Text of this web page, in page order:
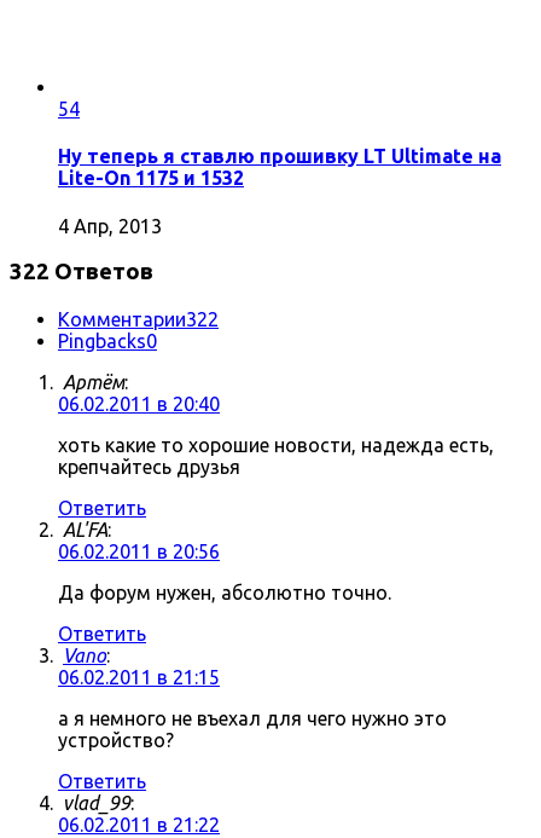
54
Ну теперь я ставлю прошивку LT Ultimate на
Lite-On 1175 и 1532
4 Апр, 2013
322 Ответов
Комментарии322
Pingbacks0
Артём:
06.02.2011 в 20:40
хоть какие то хорошие новости, надежда есть,
крепчайтесь друзья
Ответить
AL'FA:
06.02.2011 в 20:56
Да форум нужен, абсолютно точно.
Ответить
Vano:
06.02.2011 в 21:15
а я немного не въехал для чего нужно это
устройство?
Ответить
vlad_99:
06.02.2011 в 21:22